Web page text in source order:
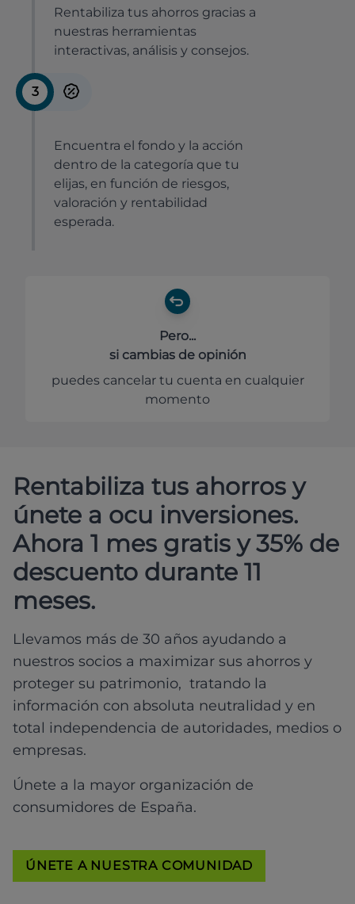
Rentabiliza tus ahorros gracias a
nuestras herramientas
interactivas, análisis y consejos.
3
Encuentra el fondo y la acción
dentro de la categoría que tu
elijas, en función de riesgos,
valoración y rentabilidad
esperada.
Pero...
si cambias de opinión
puedes cancelar tu cuenta en cualquier
momento
Rentabiliza tus ahorros y
únete a ocu inversiones.
Ahora 1 mes gratis y 35% de
descuento durante 11
meses.
Llevamos más de 30 años ayudando a
nuestros socios a maximizar sus ahorros y
proteger su patrimonio, tratando la
información con absoluta neutralidad y en
total independencia de autoridades, medios o
empresas.
Únete a la mayor organización de
consumidores de España.
ÚNETE A NUESTRA COMUNIDAD